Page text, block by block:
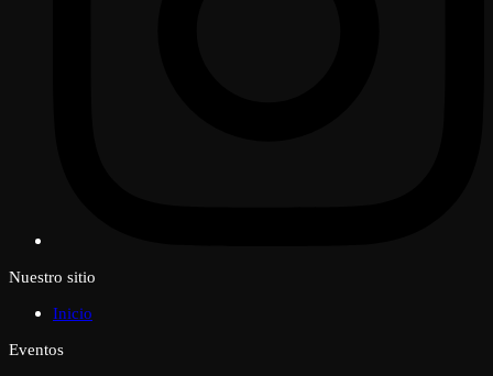
Nuestro sitio
Inicio
Eventos